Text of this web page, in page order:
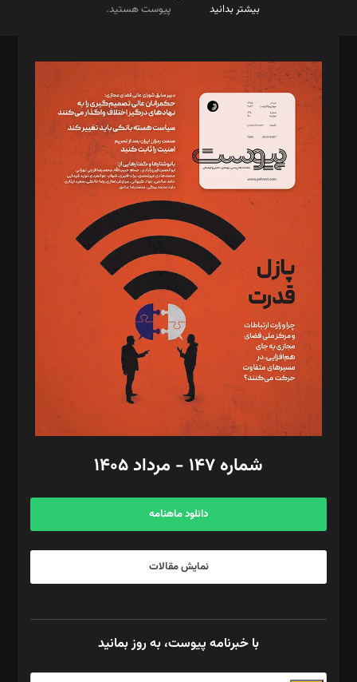
بیشتر بدانید
پیوست هستید.
مدیر مسئول: محمدباقر اثنی‌عشری
سردبیر: مهرک محمودی
دبیر تحریریه: میثم قاسمی
د‌بیر ناداستان: سمانه سمیع
د‌بیر خدمت و تجارت: ابوالفضل رجبی
د‌بیر حقوق فناوری: حسام‌الدین ایپکچی
د‌بیر پیوست جهان: مینا پاکدل
د‌بیر تحریریه آنلاین: بابک نقاش
تحریریه‌: مجتبی محمود‌ی، آرش برهمند، یسنا امان‌پور، سروش کرمیان،
مصطفی مسجدی آرانی، ابوالفضل رجبی، زهرا فکرانه، فائزه فتحی
رستمی،مصطفی باستان
ویرایش: نگار استاد‌‌آقا
طراح یونیفرم: مجید توکلی
فیلمبرداری و عکاسی: امیر شفیعی، مانی لطفی زاده
گرافیک و صفحه‌آرایی: سید‌سبحان‌علی ثابت
مد‌یر توسعه تجاری: کامبیز برید‌
امور مالی: شاپور رهبری، محمد‌ کاظمی‌نیا
آگهی و مشترکین: ۰۹۱۹۹۹۹۰۴۵۴
شماره ۱۴۷ - مرداد ۱۴۰۵
دانلود ماهنامه
نمایش مقالات
با خبرنامه پیوست، به روز بمانید